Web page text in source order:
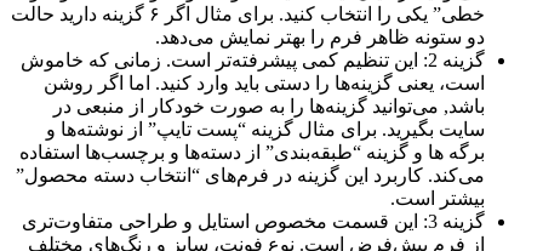
خطی” یکی را انتخاب کنید. برای مثال اگر ۶ گزینه دارید حالت
دو ستونه ظاهر فرم را بهتر نمایش می‌دهد.
گزینه 2: این تنظیم کمی پیشرفته‌تر است. زمانی که خاموش
است، یعنی گزینه‌ها را دستی باید وارد کنید. اما اگر روشن
باشد, می‌توانید گزینه‌ها را به صورت خودکار از منبعی در
سایت بگیرید. برای مثال گزینه “پست تایپ” از نوشته‌ها و
برگه ها و گزینه “طبقه‌بندی” از دسته‌ها و برچسب‌ها استفاده
می‌کند. کاربرد این گزینه در فرم‌های “انتخاب دسته محصول”
بیشتر است.
گزینه 3: این قسمت مخصوص استایل و طراحی متفاوت‌تری
از فرم پیش‌فرض است. نوع فونت، سایز و رنگ‌های مختلف